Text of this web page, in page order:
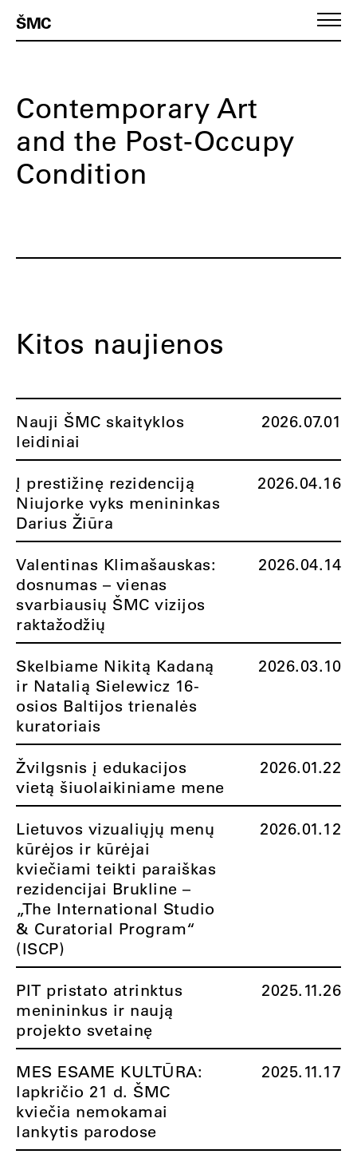
ŠMC
Contemporary Art
and the Post-Occupy
Condition
Kitos naujienos
Nauji ŠMC skaityklos
leidiniai
2026.07.01
Į prestižinę rezidenciją
Niujorke vyks menininkas
Darius Žiūra
2026.04.16
Valentinas Klimašauskas:
dosnumas – vienas
svarbiausių ŠMC vizijos
raktažodžių
2026.04.14
Skelbiame Nikitą Kadaną
ir Natalią Sielewicz 16-
osios Baltijos trienalės
kuratoriais
2026.03.10
Žvilgsnis į edukacijos
vietą šiuolaikiniame mene
2026.01.22
Lietuvos vizualiųjų menų
kūrėjos ir kūrėjai
kviečiami teikti paraiškas
rezidencijai Brukline –
„The International Studio
& Curatorial Program“
(ISCP)
2026.01.12
PIT pristato atrinktus
menininkus ir naują
projekto svetainę
2025.11.26
MES ESAME KULTŪRA:
lapkričio 21 d. ŠMC
kviečia nemokamai
lankytis parodose
2025.11.17